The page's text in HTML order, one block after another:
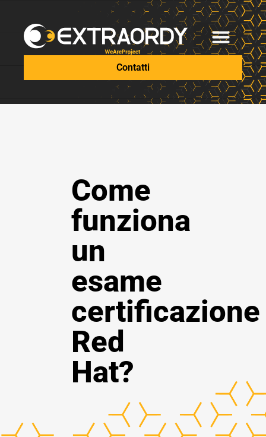
Contatti
Come
funziona
un
esame
certificazione
Red
Hat?